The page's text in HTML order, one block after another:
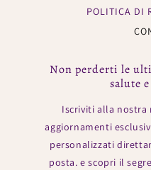
POLITICA DI
Non perderti le
salute
Iscriviti alla nostra
aggiornamenti
personalizzati
posta. e scopri il